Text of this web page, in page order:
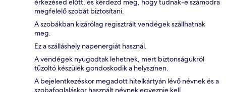
érkezésed előtt, és kérdezd meg, hogy tudnak-e számodra
megfelelő szobát biztosítani.
A szobákban kizárólag regisztrált vendégek szállhatnak
meg.
Ez a szálláshely napenergiát használ.
A vendégek nyugodtak lehetnek, mert biztonságukról
tűzoltó készülék gondoskodik a helyszínen.
A bejelentkezéskor megadott hitelkártyán lévő névnek és a
szobafoglaláskor használt névnek egyeznie kell.